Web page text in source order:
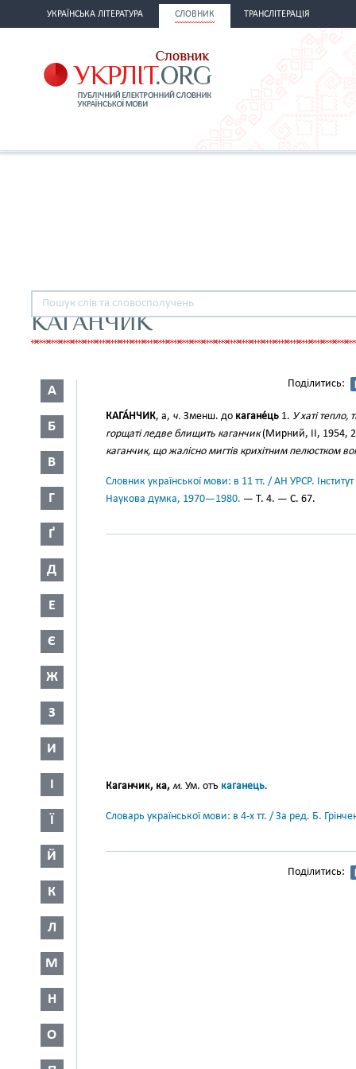
УКРАЇНСЬКА ЛІТЕРАТУРА СЛОВНИК ТРАНСЛІТЕРАЦІЯ
КАГАНЧИК
А
Б
В
Г
Ґ
Д
Е
Є
Ж
З
И
І
Ї
Й
К
Л
М
Н
О
Поділитись:
КАГА́НЧИК, а, ч. Зменш. до кагане́ць 1. У хаті
горщаті ледве блищить каганчик(Мирний, II, 1954,
каганчик, що жалісно мигтів крихітним пелюстком
Словник української мови: в 11 тт. / АН УРСР.
Наукова думка, 1970—1980. — Т. 4. — С. 67.
Каганчик, ка, м. Ум. отъ каганець.
Словарь української мови: в 4-х тт. / За ред. Б.
Поділитись: